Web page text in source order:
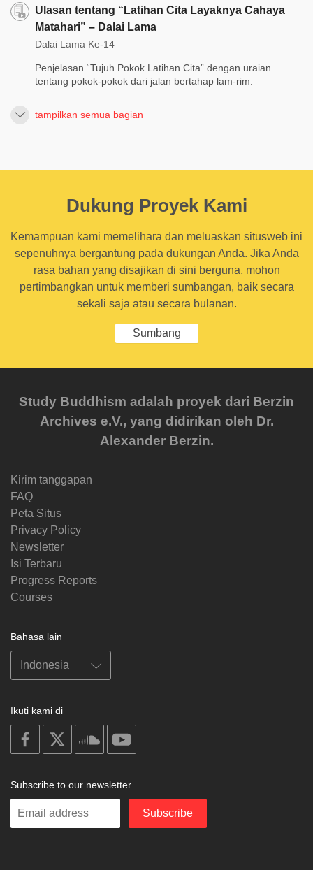
Ulasan tentang “Latihan Cita Layaknya Cahaya
Matahari” – Dalai Lama
Dalai Lama Ke-14
Penjelasan “Tujuh Pokok Latihan Cita” dengan uraian
tentang pokok-pokok dari jalan bertahap lam-rim.
tampilkan semua bagian
Dukung Proyek Kami
Kemampuan kami memelihara dan meluaskan situsweb ini
sepenuhnya bergantung pada dukungan Anda. Jika Anda
rasa bahan yang disajikan di sini berguna, mohon
pertimbangkan untuk memberi sumbangan, baik secara
sekali saja atau secara bulanan.
Sumbang
Study Buddhism adalah proyek dari Berzin
Archives e.V., yang didirikan oleh Dr.
Alexander Berzin.
Kirim tanggapan
FAQ
Peta Situs
Privacy Policy
Newsletter
Isi Terbaru
Progress Reports
Courses
Bahasa lain
Ikuti kami di
on
facebook
soundcloud
Subscribe to our newsletter
Enter
Subscribe